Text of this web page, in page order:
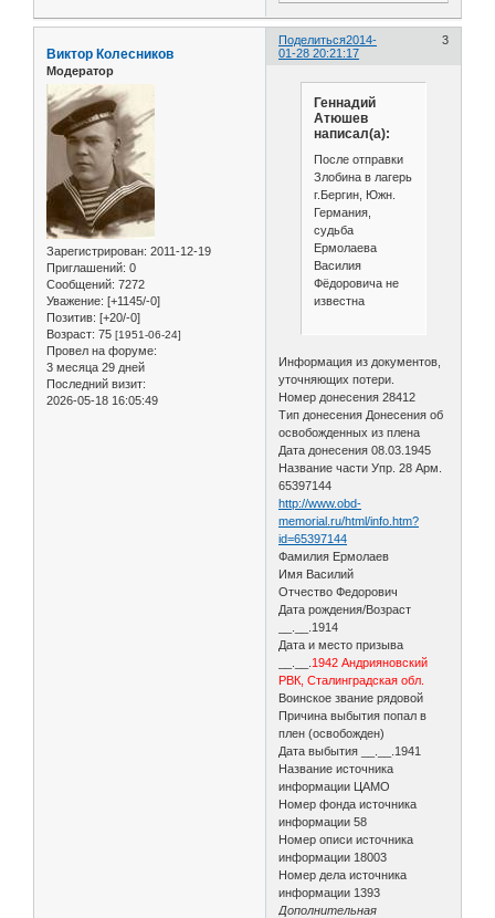
Поделиться 3
2014-
01-28 20:21:17
Виктор Колесников
Модератор
Зарегистрирован: 2011-12-19
Приглашений: 0
Сообщений: 7272
Уважение: [+1145/-0]
Позитив: [+20/-0]
Возраст: 75 [1951-06-24]
Провел на форуме:
3 месяца 29 дней
Последний визит:
2026-05-18 16:05:49
Геннадий
Атюшев
написал(а):
После отправки
Злобина в лагерь
г.Бергин, Южн.
Германия,
судьба
Ермолаева
Василия
Фёдоровича не
известна
Информация из документов,
уточняющих потери.
Номер донесения 28412
Тип донесения Донесения об
освобожденных из плена
Дата донесения 08.03.1945
Название части Упр. 28 Арм.
65397144
http://www.obd-
memorial.ru/html/info.htm?
id=65397144
Фамилия Ермолаев
Имя Василий
Отчество Федорович
Дата рождения/Возраст
__.__.1914
Дата и место призыва
1942 Андрияновский
РВК, Сталинградская обл.
Воинское звание рядовой
Причина выбытия попал в
плен (освобожден)
Дата выбытия __.__.1941
Название источника
информации ЦАМО
Номер фонда источника
информации 58
Номер описи источника
информации 18003
Номер дела источника
информации 1393
Дополнительная